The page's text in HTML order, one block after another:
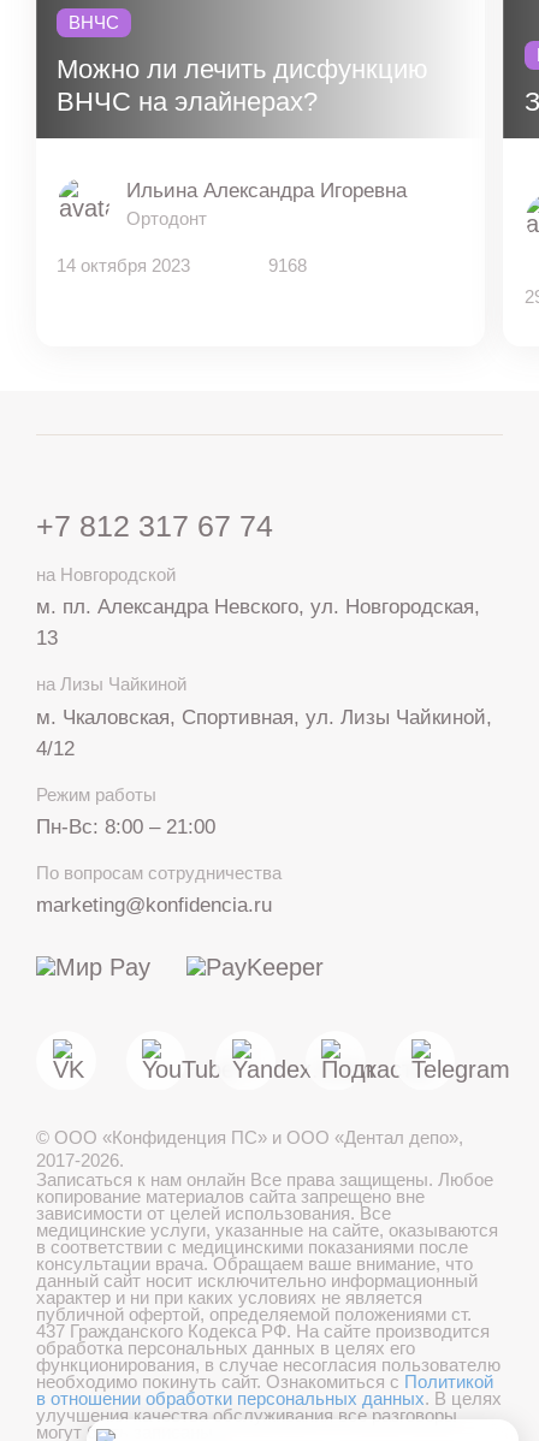
ВНЧС
Можно ли лечить дисфункцию
ВНЧС на элайнерах?
Ильина Александра Игоревна
Ортодонт
14 октября 2023 9168
+7 812 317 67 74
на Новгородской
м. пл. Александра Невского, ул. Новгородская,
13
на Лизы Чайкиной
м. Чкаловская, Спортивная, ул. Лизы Чайкиной,
4/12
Режим работы
Пн-Вс: 8:00 – 21:00
По вопросам сотрудничества
marketing@konfidencia.ru
© ООО «Конфиденция ПС» и ООО «Дентал депо»,
2017-2026.
Записаться к нам онлайн Все права защищены. Любое
копирование материалов сайта запрещено вне
зависимости от целей использования. Все
медицинские услуги, указанные на сайте, оказываются
в соответствии с медицинскими показаниями после
консультации врача. Обращаем ваше внимание, что
данный сайт носит исключительно информационный
характер и ни при каких условиях не является
публичной офертой, определяемой положениями ст.
437 Гражданского Кодекса РФ. На сайте производится
обработка персональных данных в целях его
функционирования, в случае несогласия пользователю
необходимо покинуть сайт. Ознакомиться с Политикой
в отношении обработки персональных данных. В целях
улучшения качества обслуживания все разговоры
могут быть записаны.
с 8:00 до 21:00
МАКС
Telegram
Записаться онлайн
Онлайн консультация
Хорошо